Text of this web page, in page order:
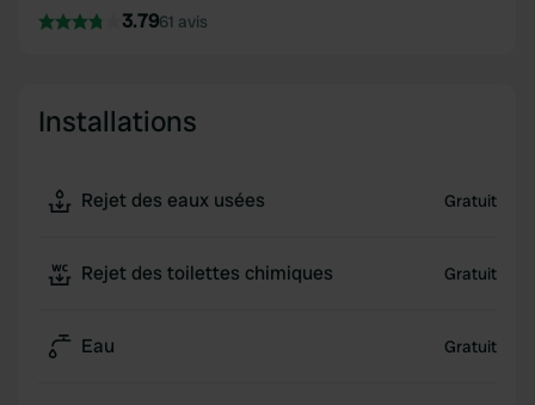
3.7961 avis
Installations
Rejet des eaux usées Gratuit
Rejet des toilettes chimiques Gratuit
Eau Gratuit